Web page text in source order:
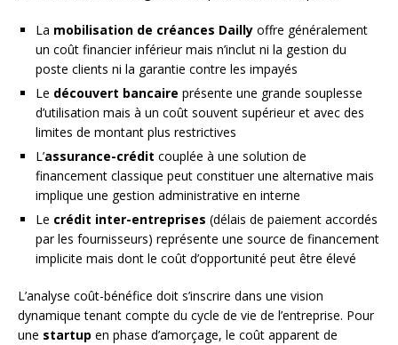
La mobilisation de créances Dailly offre généralement
un coût financier inférieur mais n’inclut ni la gestion du
poste clients ni la garantie contre les impayés
Le découvert bancaire présente une grande souplesse
d’utilisation mais à un coût souvent supérieur et avec des
limites de montant plus restrictives
L’assurance-crédit couplée à une solution de
financement classique peut constituer une alternative mais
implique une gestion administrative en interne
Le crédit inter-entreprises (délais de paiement accordés
par les fournisseurs) représente une source de financement
implicite mais dont le coût d’opportunité peut être élevé
L’analyse coût-bénéfice doit s’inscrire dans une vision
dynamique tenant compte du cycle de vie de l’entreprise. Pour
une startup en phase d’amorçage, le coût apparent de